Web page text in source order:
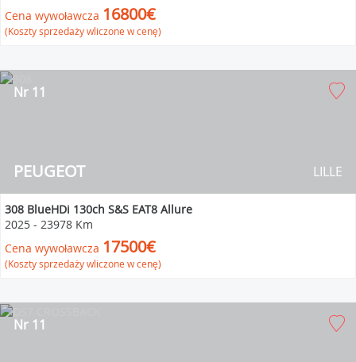
Cena wywoławcza 16800€
(Koszty sprzedaży wliczone w cenę)
PEUGEOT
Nr 11
LILLE
308 BlueHDi 130ch S&S EAT8 Allure
2025 - 23978 Km
Cena wywoławcza 17500€
(Koszty sprzedaży wliczone w cenę)
Nr 11